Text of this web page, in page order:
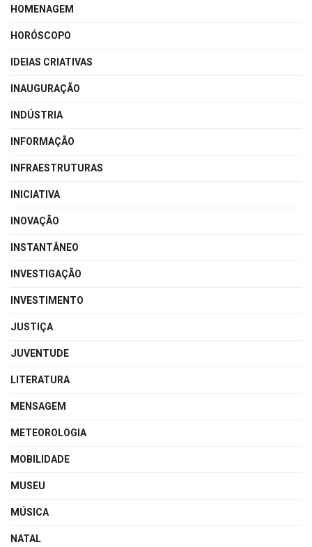
HOMENAGEM
HORÓSCOPO
IDEIAS CRIATIVAS
INAUGURAÇÃO
INDÚSTRIA
INFORMAÇÃO
INFRAESTRUTURAS
INICIATIVA
INOVAÇÃO
INSTANTÂNEO
INVESTIGAÇÃO
INVESTIMENTO
JUSTIÇA
JUVENTUDE
LITERATURA
MENSAGEM
METEOROLOGIA
MOBILIDADE
MUSEU
MÚSICA
NATAL